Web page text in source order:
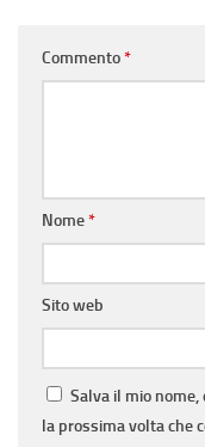
Commento*
Nome*
Sito web
Salva il mio
la prossima volta che